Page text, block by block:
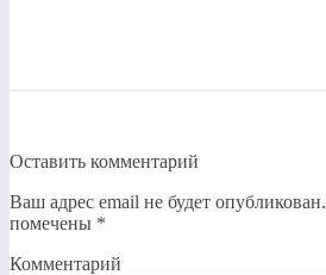
Оставить комментарий
Ваш адрес email не будет опубликован.
помечены *
Комментарий